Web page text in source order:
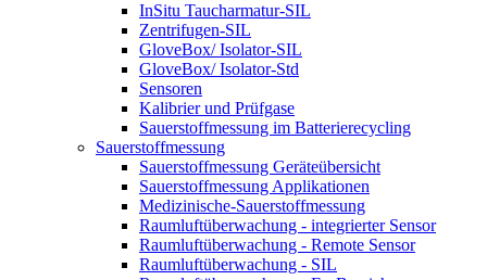
InSitu Taucharmatur-SIL
Zentrifugen-SIL
GloveBox/ Isolator-SIL
GloveBox/ Isolator-Std
Sensoren
Kalibrier und Prüfgase
Sauerstoffmessung im Batterierecycling
Sauerstoffmessung
Sauerstoffmessung Geräteübersicht
Sauerstoffmessung Applikationen
Medizinische-Sauerstoffmessung
Raumluftüberwachung - integrierter Sensor
Raumluftüberwachung - Remote Sensor
Raumluftüberwachung - SIL